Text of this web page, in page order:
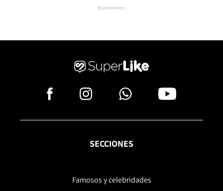
SECCIONES
Famosos y celebridades